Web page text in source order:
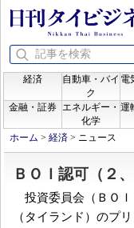
経済
自動車・バイ
ク
電
金融・証券
エネルギー・
化学
運
ホーム > 経済 > ニュース
ＢＯＩ認可（２
投資委員会（ＢＯＩ
（タイランド）のプ